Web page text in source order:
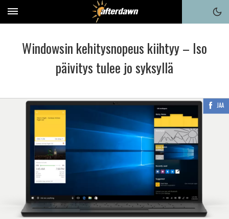
Windowsin kehitysnopeus kiihtyy – Iso
päivitys tulee jo syksyllä
JAA